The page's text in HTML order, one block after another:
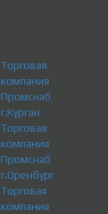
Торговая
компания
Промснаб
г.Курган
Торговая
компания
Промснаб
г.Оренбург
Торговая
компания